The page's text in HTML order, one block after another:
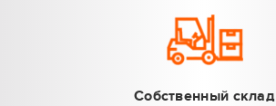
Собственный склад